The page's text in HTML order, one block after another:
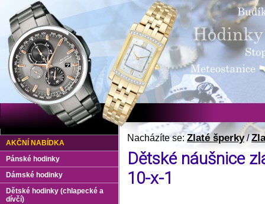
Nacházíte se:Zlaté šperky/
Dětské náušnice
10-x-1
AKČNÍ NABÍDKA
Pánské hodinky
Dámské hodinky
Dětské hodinky (chlapecké a
dívčí)